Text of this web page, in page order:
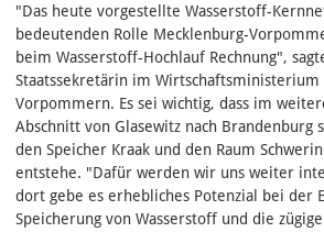
"Das heute vorgestellte Wasserstoff-
bedeutenden Rolle Mecklenburg-
beim Wasserstoff-Hochlauf Rechnung",
Staatssekretärin im Wirtschaftsministerium
Vorpommern. Es sei wichtig, dass im
Abschnitt von Glasewitz nach Brandenburg
den Speicher Kraak und den Raum
entstehe. "Dafür werden wir uns weiter
dort gebe es erhebliches Potenzial bei der
Speicherung von Wasserstoff und die